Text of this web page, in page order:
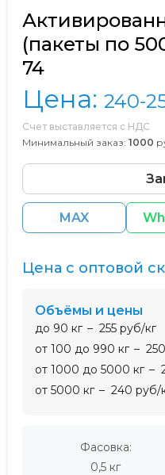
(пакеты по
74
Цена: 240-
Счет выставляется с НДС
Минимальный заказ: 1000
MAX
Фасовка:
0,5 кг
Цена с оптовой
Объёмы и цены
до 90 кг
255 руб/кг
от 100 до 990 кг
от 1000 до 5000 кг
от 5000 кг
240 руб/